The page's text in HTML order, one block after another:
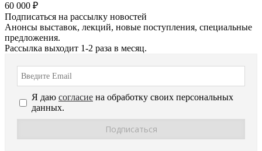
60 000 ₽
Подписаться на рассылку новостей
Анонсы выставок, лекций, новые поступления, специальные
предложения.
Рассылка выходит 1-2 раза в месяц.
Я даю согласие на обработку своих персональных
данных.